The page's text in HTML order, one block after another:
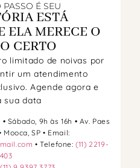
É SEU
ESTÁ
ELA MERECE O
CERTO
limitado de noivas por
um atendimento
Agende agora e
sua data
• Sábado, 9h às 16h • Av. Paes
SP • Email:
• Telefone:(11) 2219-